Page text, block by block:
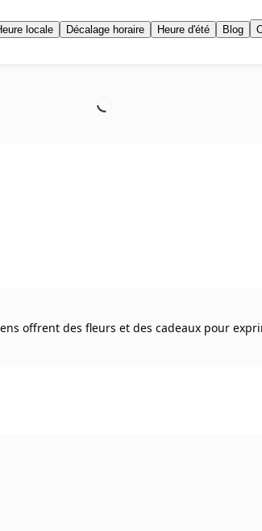
locale Décalage horaire Heure d'été Blog
offrent des fleurs et des cadeaux pour